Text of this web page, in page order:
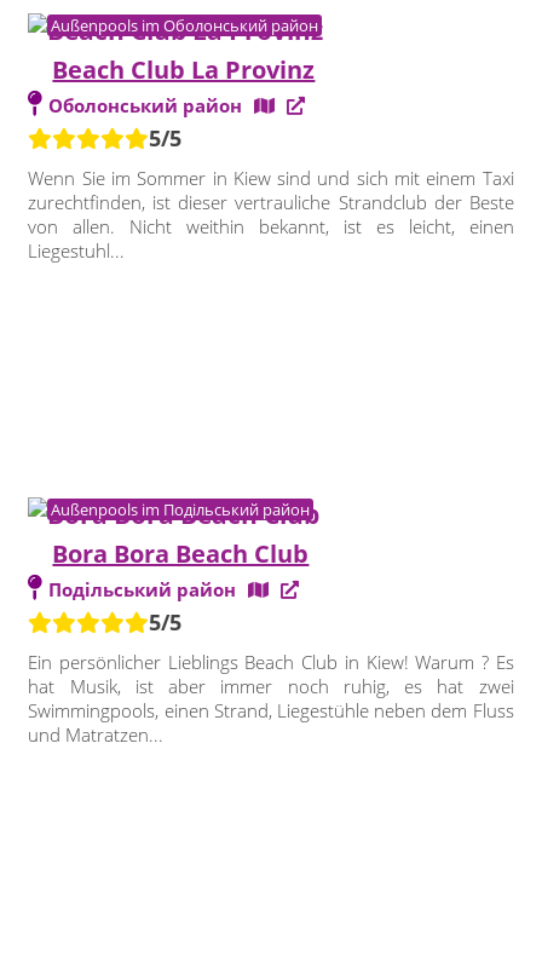
Außenpools im Оболонський район
Beach Club La Provinz
Оболонський район
5/5
Wenn Sie im Sommer in Kiew sind und sich mit einem Taxi
zurechtfinden, ist dieser vertrauliche Strandclub der Beste
von allen. Nicht weithin bekannt, ist es leicht, einen
Liegestuhl...
Außenpools im Подільський район
Bora Bora Beach Club
Подільський район
5/5
Ein persönlicher Lieblings Beach Club in Kiew! Warum ? Es
hat Musik, ist aber immer noch ruhig, es hat zwei
Swimmingpools, einen Strand, Liegestühle neben dem Fluss
und Matratzen...